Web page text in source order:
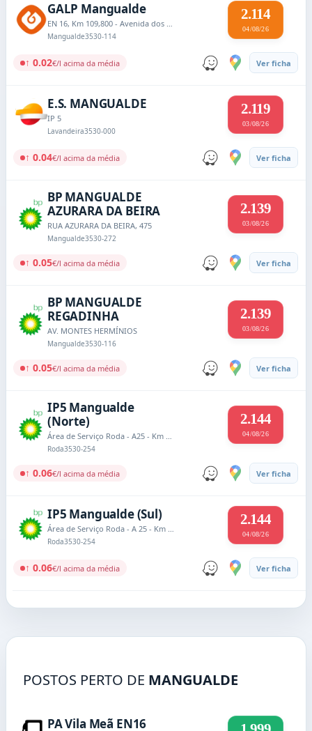
GALP Mangualde
EN 16, Km 109,800 - Avenida dos Capitães
Mangualde3530-114
2.114
04/08/26
↑ 0.02€/l acima da média Ver ficha
E.S. MANGUALDE
IP 5
Lavandeira3530-000
2.119
03/08/26
↑ 0.04€/l acima da média Ver ficha
BP MANGUALDE
AZURARA DA BEIRA
RUA AZURARA DA BEIRA, 475
Mangualde3530-272
2.139
03/08/26
↑ 0.05€/l acima da média Ver ficha
BP MANGUALDE
REGADINHA
AV. MONTES HERMÍNIOS
Mangualde3530-116
2.139
03/08/26
↑ 0.05€/l acima da média Ver ficha
IP5 Mangualde
(Norte)
Área de Serviço Roda - A25 - Km 103.4
Roda3530-254
2.144
04/08/26
↑ 0.06€/l acima da média Ver ficha
IP5 Mangualde (Sul)
Área de Serviço Roda - A 25 - Km 103,4
Roda3530-254
2.144
04/08/26
↑ 0.06€/l acima da média Ver ficha
POSTOS PERTO DE MANGUALDE
PA Vila Meã EN16